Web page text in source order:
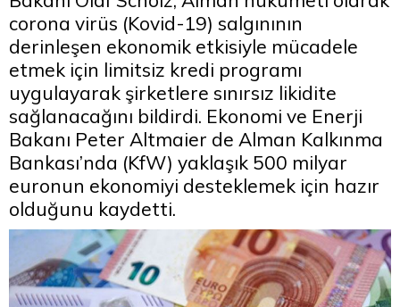
corona virüs (Kovid-19) salgınının
derinleşen ekonomik etkisiyle mücadele
etmek için limitsiz kredi programı
uygulayarak şirketlere sınırsız likidite
sağlanacağını bildirdi. Ekonomi ve Enerji
Bakanı Peter Altmaier de Alman Kalkınma
Bankası’nda (KfW) yaklaşık 500 milyar
euronun ekonomiyi desteklemek için hazır
olduğunu kaydetti.